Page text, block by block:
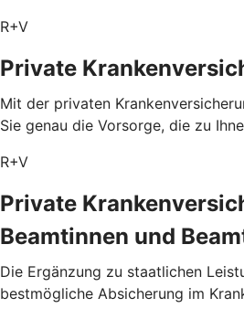
R+V
Private
Mit der privaten
Sie genau die Vorsorge, die zu
R+V
Private
Beamtinnen und
Die Ergänzung zu staatlichen
bestmögliche Absicherung im